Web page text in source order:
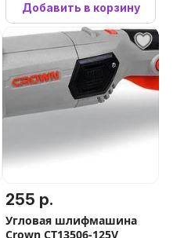
Добавить в корзину
255 р.
Угловая шлифмашина
Crown CT13506-125V